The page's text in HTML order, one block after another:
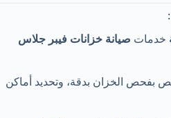
خدمات صيانة خزانات فيبر جلاس
بفحص الخزان بدقة، وتحديد أماكن